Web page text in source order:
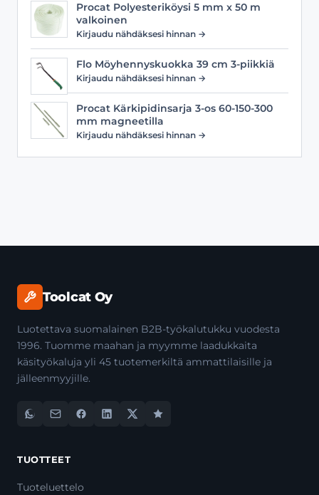
Procat Polyesteriköysi 5 mm x 50 m
valkoinen
Kirjaudu nähdäksesi hinnan →
Flo Möyhennyskuokka 39 cm 3-piikkiä
Kirjaudu nähdäksesi hinnan →
Procat Kärkipidinsarja 3-os 60-150-300
mm magneetilla
Kirjaudu nähdäksesi hinnan →
Toolcat Oy
Luotettava suomalainen B2B-työkalutukku vuodesta
1996. Tuomme maahan ja myymme laadukkaita
käsityökaluja yli 45 tuotemerkiltä ammattilaisille ja
jälleenmyyjille.
TUOTTEET
Tuoteluettelo